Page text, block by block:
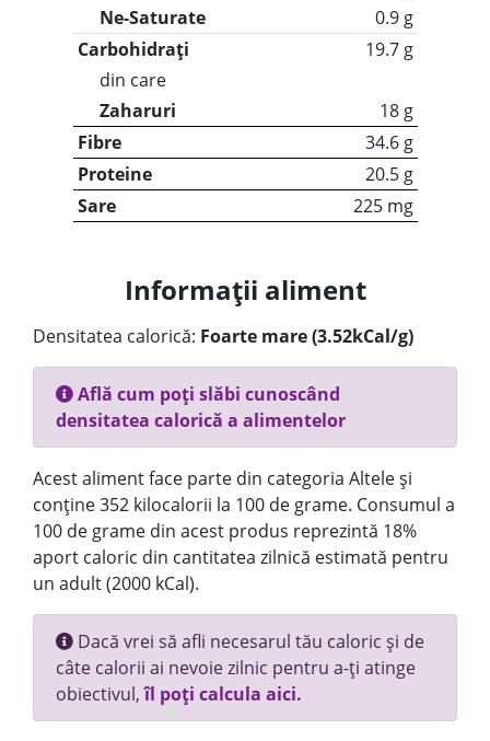
Ne-Saturate
0.9 g
Carbohidrați
19.7 g
din care
Zaharuri
18 g
Fibre
34.6 g
Proteine
20.5 g
Sare
225 mg
Informații aliment
Densitatea calorică: Foarte mare (3.52kCal/g)
Află cum poți slăbi cunoscând
densitatea calorică a alimentelor
Acest aliment face parte din categoria Altele și
conține 352 kilocalorii la 100 de grame. Consumul a
100 de grame din acest produs reprezintă 18%
aport caloric din cantitatea zilnică estimată pentru
un adult (2000 kCal).
Dacă vrei să afli necesarul tău caloric și de
câte calorii ai nevoie zilnic pentru a-ți atinge
obiectivul,îl poți calcula aici.